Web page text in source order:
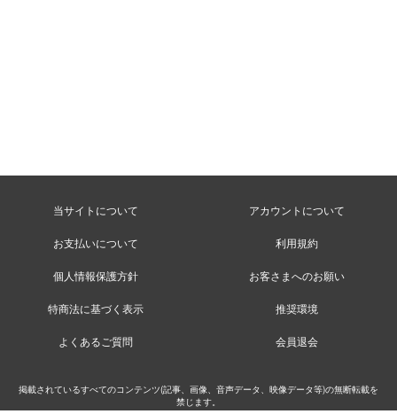
当サイトについて アカウントについて
お支払いについて 利用規約
個人情報保護方針 お客さまへのお願い
特商法に基づく表示 推奨環境
よくあるご質問 会員退会
掲載されているすべてのコンテンツ(記事、画像、音声データ、映像データ等)の無断転載を
禁じます。